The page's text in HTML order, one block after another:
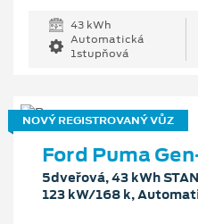
43 kWh
Automatická
1stupňová
NOVÝ REGISTROVANÝ VŮZ
Ford Puma
5dveřová, 43 kWh
123 kW/168 k,